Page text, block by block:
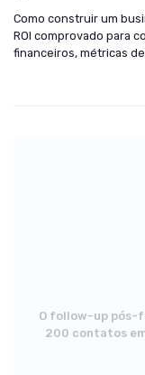
Como construir um
ROI comprovado para
financeiros, métricas
O follow-up pós-
200 contatos